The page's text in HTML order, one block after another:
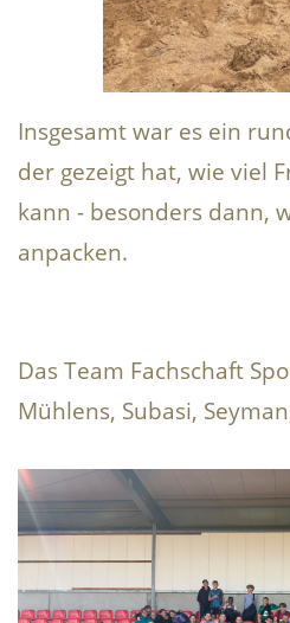
Insgesamt war es ein
der gezeigt hat, wie viel
kann - besonders dann,
anpacken.
Das Team Fachschaft
Mühlens, Subasi,